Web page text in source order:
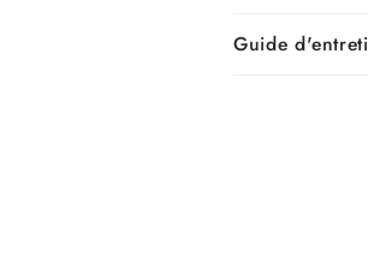
Guide